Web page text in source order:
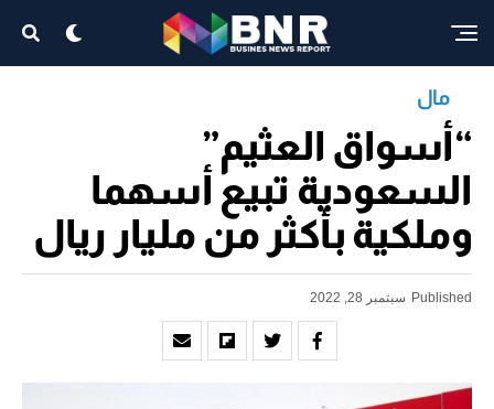
مال
“أسواق العثيم”
السعودية تبيع أسهما
وملكية بأكثر من مليار ريال
Published سبتمبر 28, 2022